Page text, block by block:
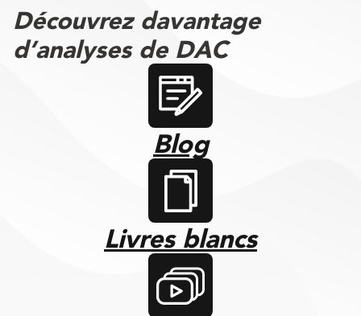
Découvrez davantage
d’analyses de DAC
Blog
Livres blancs